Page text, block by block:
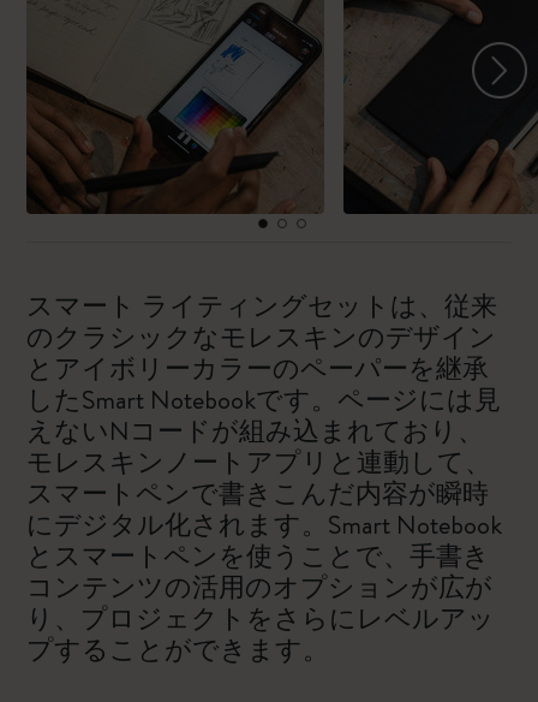
スマート ライティングセットは、従来
のクラシックなモレスキンのデザイン
とアイボリーカラーのペーパーを継承
したSmart Notebookです。ページには見
えないNコードが組み込まれており、
モレスキンノートアプリと連動して、
スマートペンで書きこんだ内容が瞬時
にデジタル化されます。Smart Notebook
とスマートペンを使うことで、手書き
コンテンツの活用のオプションが広が
り、プロジェクトをさらにレベルアッ
プすることができます。